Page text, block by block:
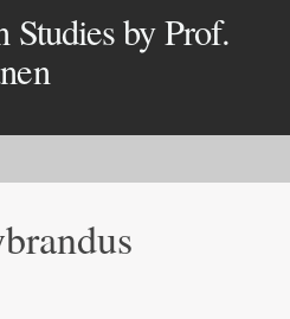
Studies by Prof.